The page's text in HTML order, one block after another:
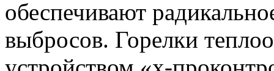
обеспечивают
выбросов. Горелки